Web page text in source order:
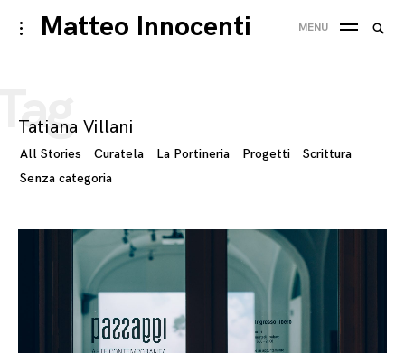
Skip
to
Matteo Innocenti
toggle
MENU
Tatiana Villani
All Stories Curatela La Portineria Progetti
Scrittura
Senza categoria